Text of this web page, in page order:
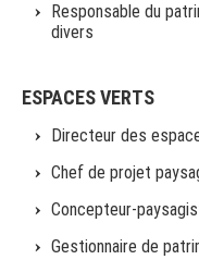
Responsable du
divers
ESPACES VERTS
Directeur des
Chef de projet
Concepteur-
Gestionnaire de